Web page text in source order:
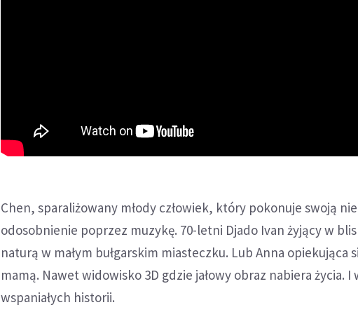
Chen, sparaliżowany młody człowiek, który pokonuje swoją
odosobnienie poprzez muzykę. 70-letni Djado Ivan żyjący w
naturą w małym bułgarskim miasteczku. Lub Anna opiekująca
mamą. Nawet widowisko 3D gdzie jałowy obraz nabiera życia.
wspaniałych historii.